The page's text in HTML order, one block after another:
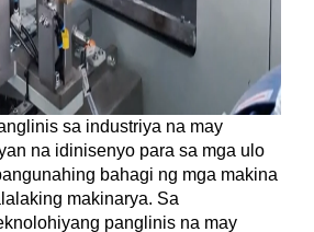
sa industriya na may
na idinisenyo para sa mga ulo
bahagi ng mga makina
makinarya. Sa
panglinis na may